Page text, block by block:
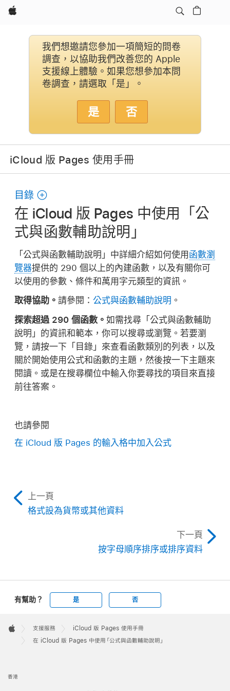
Apple
我們想邀請您參加一項簡短的問卷
調查，以協助我們改善您的 Apple
支援線上體驗。如果您想參加本問
卷調查，請選取「是」。
是 否
iCloud 版 Pages 使用手冊
目錄
在 iCloud 版 Pages 中使用「公
式與函數輔助說明」
「公式與函數輔助說明」中詳細介紹如何使用函數瀏
覽器提供的 290 個以上的內建函數，以及有關你可
以使用的參數、條件和萬用字元類型的資訊。
取得協助。 請參閱： 公式與函數輔助說明 。
探索超過 290 個函數。 如需找尋「公式與函數輔助
說明」的資訊和範本，你可以搜尋或瀏覽。若要瀏
覽，請按一下「目錄」來查看函數類別的列表，以及
關於開始使用公式和函數的主題，然後按一下主題來
閱讀。或是在搜尋欄位中輸入你要尋找的項目來直接
前往答案。
也請參閱
在 iCloud 版 Pages 的輸入格中加入公式
上一頁
格式設為貨幣或其他資料
下一頁
按字母順序排序或排序資料
有幫助？ 是 否
Footer

Apple
支援服務
iCloud 版 Pages 使用手冊
在 iCloud 版 Pages 中使用「公式與函數輔助說明」
香港